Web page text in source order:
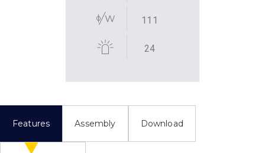
111
24
Features Assembly Download